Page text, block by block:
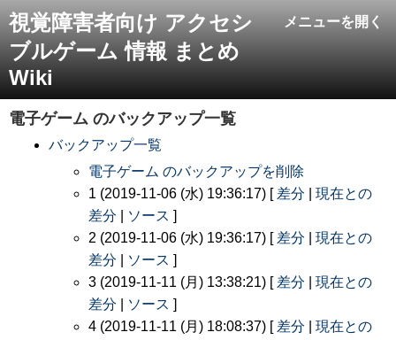
メニューを開く
視覚障害者向け アクセシ
ブルゲーム 情報 まとめ
Wiki
電子ゲーム のバックアップ一覧
バックアップ一覧
電子ゲーム のバックアップを削除
1 (2019-11-06 (水) 19:36:17) [ 差分
現在との
差分
ソース ]
2 (2019-11-06 (水) 19:36:17) [ 差分
現在との
差分
ソース ]
3 (2019-11-11 (月) 13:38:21) [ 差分
現在との
差分
ソース ]
4 (2019-11-11 (月) 18:08:37) [ 差分
現在との